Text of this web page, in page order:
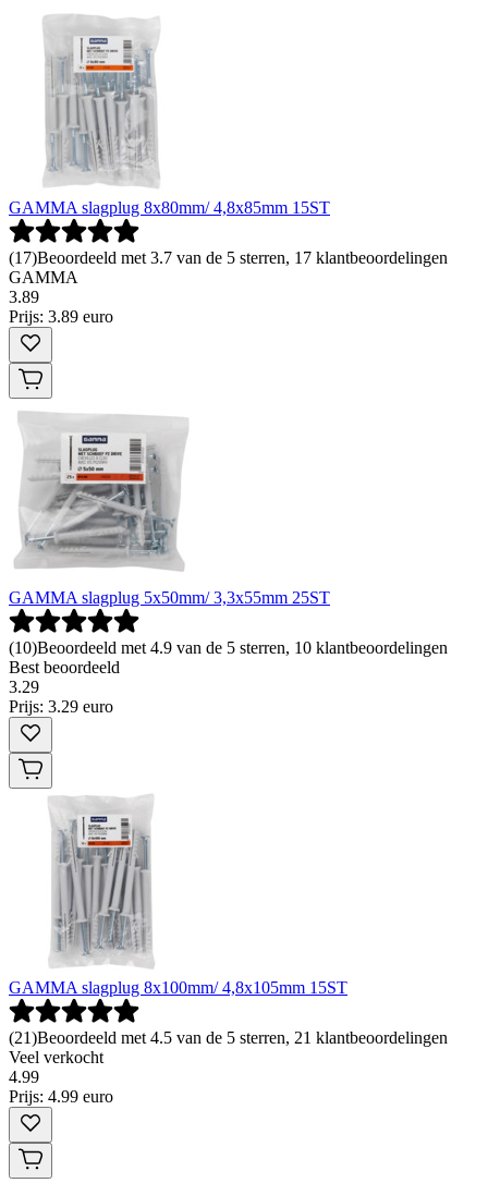
GAMMA slagplug 8x80mm/ 4,8x85mm 15ST
(17)Beoordeeld met 3.7 van de 5 sterren, 17 klantbeoordelingen
GAMMA
3.89
Prijs: 3.89 euro
GAMMA slagplug 5x50mm/ 3,3x55mm 25ST
(10)Beoordeeld met 4.9 van de 5 sterren, 10 klantbeoordelingen
Best beoordeeld
3.29
Prijs: 3.29 euro
GAMMA slagplug 8x100mm/ 4,8x105mm 15ST
(21)Beoordeeld met 4.5 van de 5 sterren, 21 klantbeoordelingen
Veel verkocht
4.99
Prijs: 4.99 euro